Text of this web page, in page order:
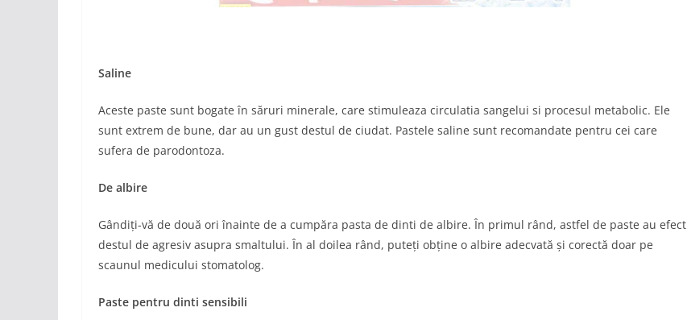
Saline
Aceste paste sunt bogate în săruri minerale, care stimuleaza circulatia sangelui si procesul metabolic. Ele
sunt extrem de bune, dar au un gust destul de ciudat. Pastele saline sunt recomandate pentru cei care
sufera de parodontoza.
De albire
Gândiți-vă de două ori înainte de a cumpăra pasta de dinti de albire. În primul rând, astfel de paste au efect
destul de agresiv asupra smaltului. În al doilea rând, puteți obține o albire adecvată și corectă doar pe
scaunul medicului stomatolog.
Paste pentru dinti sensibili